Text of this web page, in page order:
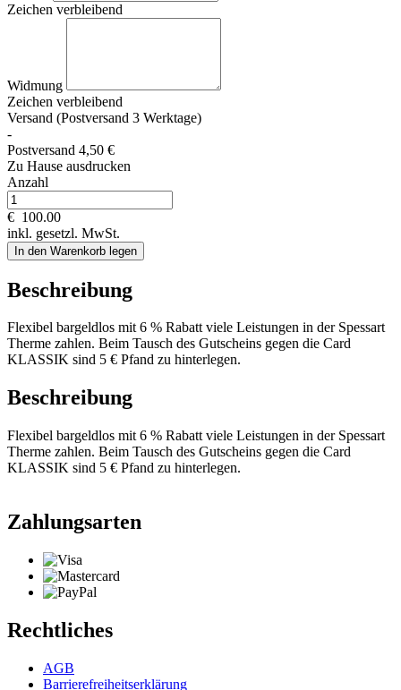
Zeichen verbleibend
Widmung
Zeichen verbleibend
Versand (Postversand 3 Werktage)
-
Postversand 4,50 €
Zu Hause ausdrucken
Anzahl
€ 100.00
inkl. gesetzl. MwSt.
In den Warenkorb legen
Beschreibung
Flexibel bargeldlos mit 6 % Rabatt viele Leistungen in der Spessart
Therme zahlen. Beim Tausch des Gutscheins gegen die Card
KLASSIK sind 5 € Pfand zu hinterlegen.
Beschreibung
Flexibel bargeldlos mit 6 % Rabatt viele Leistungen in der Spessart
Therme zahlen. Beim Tausch des Gutscheins gegen die Card
KLASSIK sind 5 € Pfand zu hinterlegen.
Zahlungsarten
Rechtliches
AGB
Barrierefreiheitserklärung